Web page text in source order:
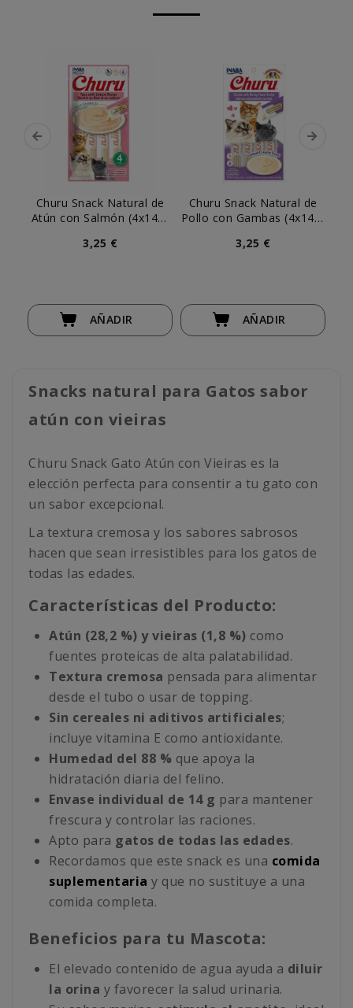
Churu Snack Natural de
Atún con Salmón (4x14g)
3,25 €
AÑADIR
Churu Snack Natural de
Pollo con Gambas (4x14g)
3,25 €
AÑADIR
Snacks natural para Gatos sabor
atún con vieiras
Churu Snack Gato Atún con Vieiras es la
elección perfecta para consentir a tu gato con
un sabor excepcional.
La textura cremosa y los sabores sabrosos
hacen que sean irresistibles para los gatos de
todas las edades.
Características del Producto:
Atún (28,2 %) y vieiras (1,8 %) como
fuentes proteicas de alta palatabilidad.
Textura cremosa pensada para alimentar
desde el tubo o usar de topping.
Sin cereales ni aditivos artificiales;
incluye vitamina E como antioxidante.
Humedad del 88 % que apoya la
hidratación diaria del felino.
Envase individual de 14 g para mantener
frescura y controlar las raciones.
Apto para gatos de todas las edades.
Recordamos que este snack es una comida
suplementaria y que no sustituye a una
comida completa.
Beneficios para tu Mascota:
El elevado contenido de agua ayuda a diluir
la orina y favorecer la salud urinaria.